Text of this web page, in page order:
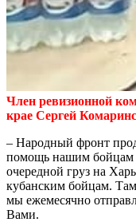
Член ревизионной
крае Сергей
– Народный фронт
помощь нашим
очередной груз на
кубанским бойцам.
мы ежемесячно
Вами.